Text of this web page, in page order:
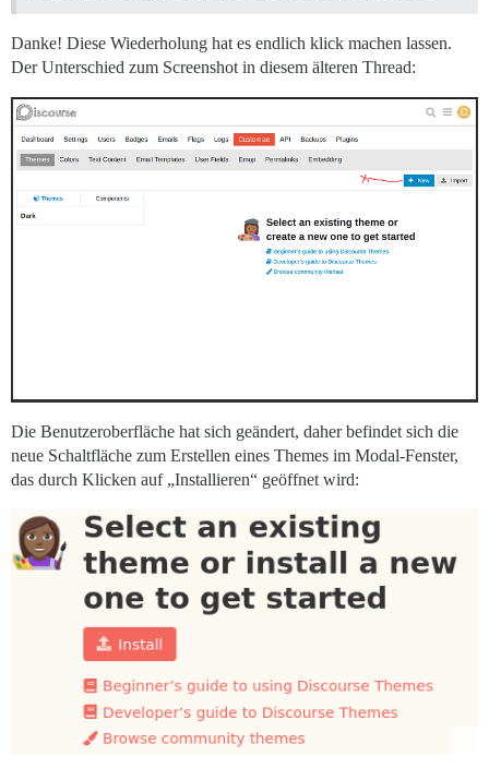
Danke! Diese Wiederholung hat es endlich klick machen lassen.
Der Unterschied zum Screenshot in diesem älteren Thread:
Die Benutzeroberfläche hat sich geändert, daher befindet sich die
neue Schaltfläche zum Erstellen eines Themes im Modal-Fenster,
das durch Klicken auf „Installieren“ geöffnet wird: